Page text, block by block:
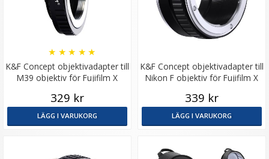
K&F Concept objektivadapter till
M39 objektiv för Fujifilm X
★ ★ ★ ★ ★
329 kr
LÄGG I VARUKORG
K&F Concept objektivadapter till
Nikon F objektiv för Fujifilm X
339 kr
LÄGG I VARUKORG